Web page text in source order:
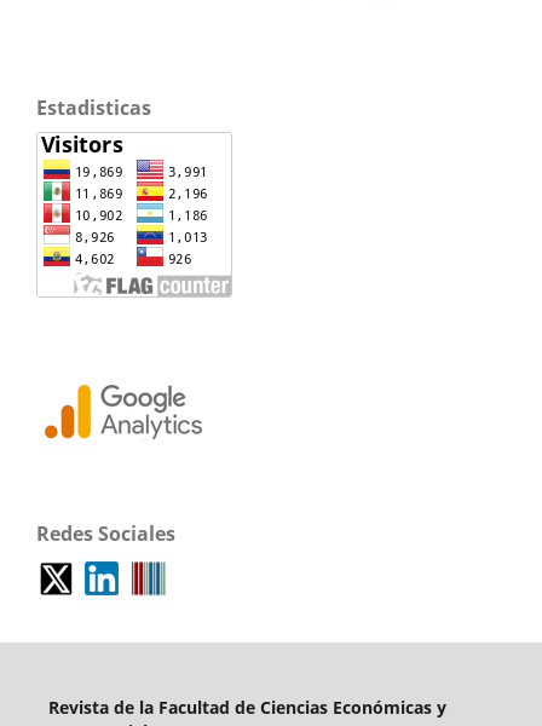
Estadisticas
Redes Sociales
Revista de la Facultad de Ciencias Económicas y